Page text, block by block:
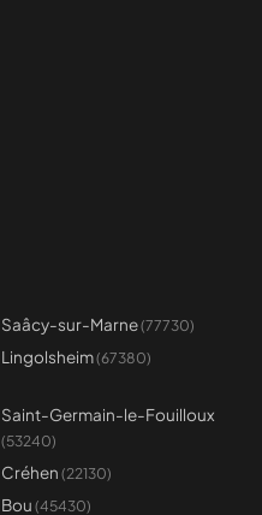
Saâcy-sur-Marne(77730)
Lingolsheim(67380)
Saint-Germain-le-Fouilloux
(53240)
Créhen (22130)
Bou (45430)